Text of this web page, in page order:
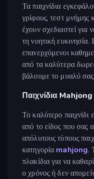
Τα παιχνίδια
γρίφους, τεστ μνήμης
έχουν σχεδιαστεί για
τη νοητική
επανερχόμενοι
από τα καλύτερα
βάλουμε το μυαλό
Παιχνίδια Mahjong
Το καλύτερο παιχνίδι
από το είδος που σας
απόλυτους τύπους
κατηγορία mahjong.
πλακίδια για να
ο χρόνος ή δεν